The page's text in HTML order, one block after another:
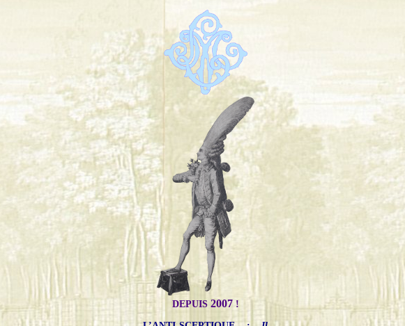
DEPUIS 2007!